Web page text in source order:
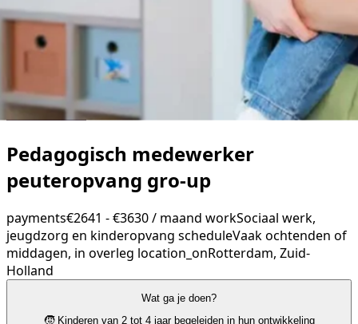
Pedagogisch medewerker
peuteropvang gro-up
payments€2641 - €3630 / maand workSociaal werk,
jeugdzorg en kinderopvang scheduleVaak ochtenden of
middagen, in overleg location_onRotterdam, Zuid-
Holland
Wat ga je doen?
🧒 Kinderen van 2 tot 4 jaar begeleiden in hun ontwikkeling